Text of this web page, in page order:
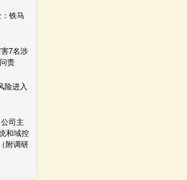
铁马
7名涉
责
险进入
司主
和域控
附调研